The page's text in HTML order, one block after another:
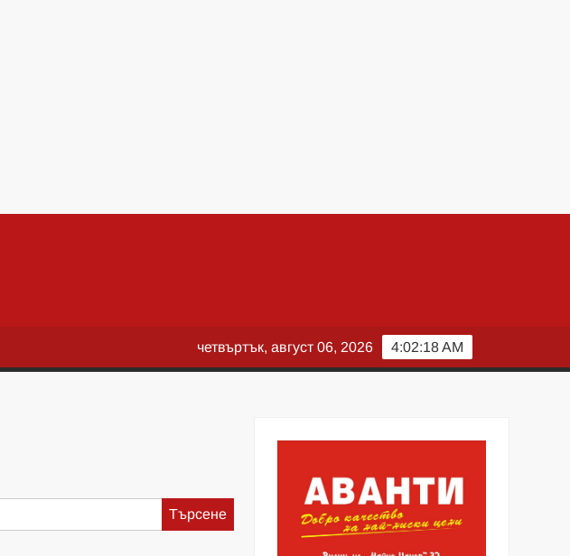
4:02:20 AM
четвъртък, август 06, 2026
Търсене
за: